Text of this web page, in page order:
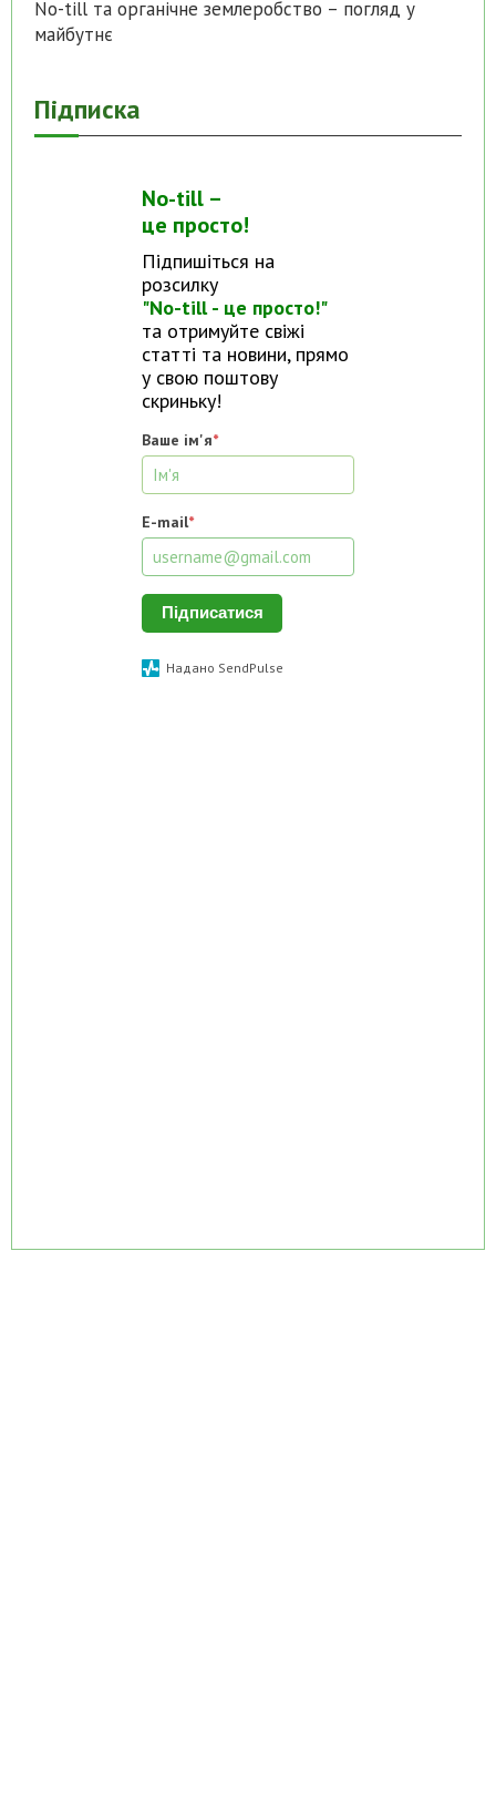
No-till та органічне землеробство – погляд у
майбутнє
Підписка
No-till –
це просто!
Підпишіться на
розсилку
"No-till - це просто!"
та отримуйте свіжі
статті та новини, прямо
у свою поштову
скриньку!
Ваше ім'я*
E-mail*
Підписатися
Надано SendPulse